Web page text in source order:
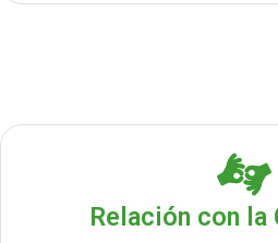
Relación con la